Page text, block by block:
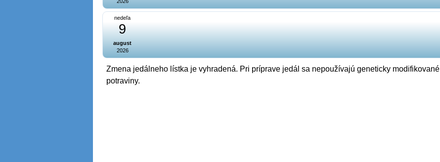
nedeľa
9
august
2026
Zmena jedálneho lístka je vyhradená. Pri príprave jedál sa nepoužívajú geneticky modifikované
potraviny.